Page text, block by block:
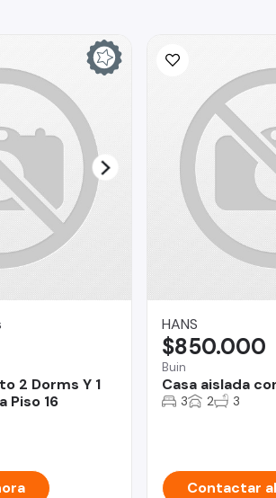
2 Dorms Y 1
Piso 16
HANS
Buin
Casa aislada
$850.000
3 2 3
Contactar